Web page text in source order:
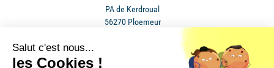
PA de Kerdroual
56270 Ploemeur
Salut c'est nous...
les Cookies !